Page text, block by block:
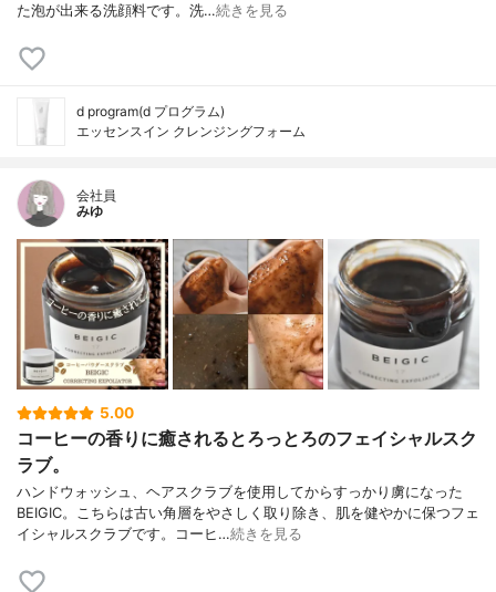
た泡が出来る洗顔料です。洗…続きを見る
d program(d プログラム)
エッセンスイン クレンジングフォーム
会社員
みゆ
5.00
コーヒーの香りに癒されるとろっとろのフェイシャルスク
ラブ。
ハンドウォッシュ、ヘアスクラブを使用してからすっかり虜になった
BEIGIC。こちらは古い角層をやさしく取り除き、肌を健やかに保つフェ
イシャルスクラブです。コーヒ…続きを見る